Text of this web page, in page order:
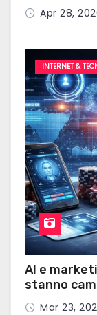
Apr 28,
INTERNET &
AI e
stanno
Mar 23,